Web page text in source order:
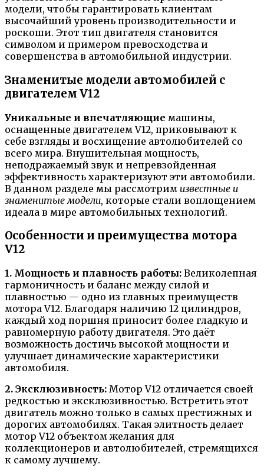
модели, чтобы гарантировать клиентам
высочайший уровень производительности и
роскоши. Этот тип двигателя становится
символом и примером превосходства и
совершенства в автомобильной индустрии.
Знаменитые модели автомобилей с
двигателем V12
Уникальные и впечатляющие машины,
оснащенные двигателем V12, приковывают к
себе взгляды и восхищение автолюбителей со
всего мира. Внушительная мощность,
неподражаемый звук и непревзойденная
эффективность характеризуют эти автомобили.
В данном разделе мы рассмотрим известные и
знаменитые модели, которые стали воплощением
идеала в мире автомобильных технологий.
Особенности и преимущества мотора
V12
1. Мощность и плавность работы: Великолепная
гармоничность и баланс между силой и
плавностью — одно из главных преимуществ
мотора V12. Благодаря наличию 12 цилиндров,
каждый ход поршня приносит более гладкую и
равномерную работу двигателя. Это даёт
возможность достичь высокой мощности и
улучшает динамические характеристики
автомобиля.
2. Эксклюзивность: Мотор V12 отличается своей
редкостью и эксклюзивностью. Встретить этот
двигатель можно только в самых престижных и
дорогих автомобилях. Такая элитность делает
мотор V12 объектом желания для
коллекционеров и автолюбителей, стремящихся
к самому лучшему.